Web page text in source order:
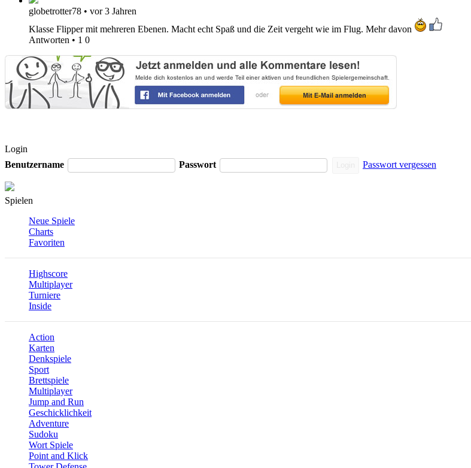
globetrotter78 • vor 3 Jahren
Klasse Flipper mit mehreren Ebenen. Macht echt Spaß und die Zeit vergeht wie im Flug. Mehr davon
Antworten • 1 0
Login
Benutzername
Passwort Passwort vergessen
Spielen
Neue Spiele
Charts
Favoriten
Highscore
Multiplayer
Turniere
Inside
Action
Karten
Denkspiele
Sport
Brettspiele
Multiplayer
Jump and Run
Geschicklichkeit
Adventure
Sudoku
Wort Spiele
Point and Klick